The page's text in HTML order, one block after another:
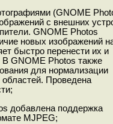
(GNOME
с внешних
GNOME Photos
новых изображений
быстро перенести их и
В GNOME Photos также
для нормализации
Проведена
добавлена поддержка
MJPEG;